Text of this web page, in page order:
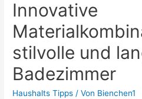
Innovative
stilvolle und
Badezimmer
Haushalts Tipps / Von Bienchen1